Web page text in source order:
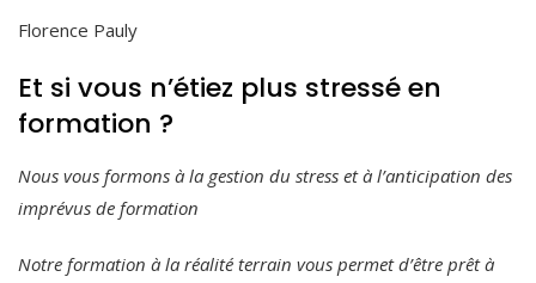
Florence Pauly
Et si vous n’étiez plus stressé en
formation ?
Nous vous formons à la gestion du stress et à l’anticipation des
imprévus de formation
Notre formation à la réalité terrain vous permet d’être prêt à